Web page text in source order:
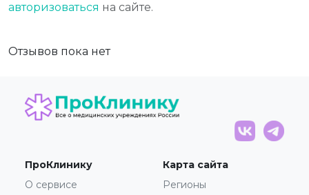
авторизоваться на сайте.
Отзывов пока нет
ПроКлинику
О сервисе
Карта сайта
Регионы